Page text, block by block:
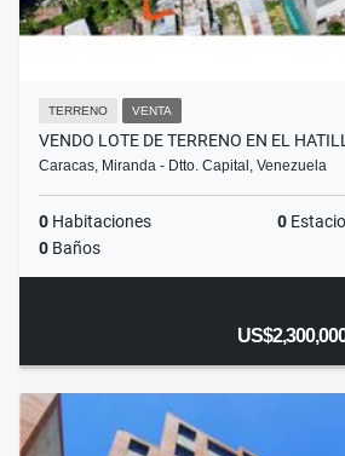
TERRENO VENTA
VENDO LOTE DE TERRENO EN EL
Caracas, Miranda - Dtto. Capital, Venezuela
0 Habitaciones 0
0 Baños